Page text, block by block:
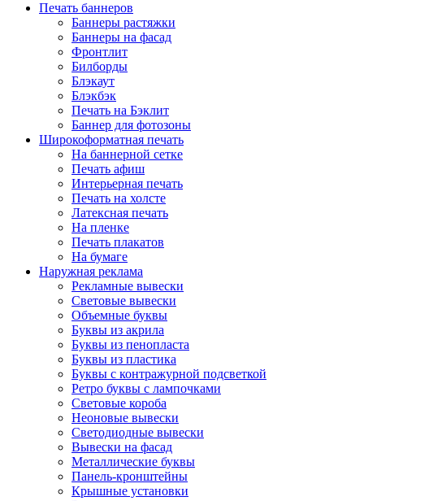
Печать баннеров
Баннеры растяжки
Баннеры на фасад
Фронтлит
Билборды
Блэкаут
Блэкбэк
Печать на Бэклит
Баннер для фотозоны
Широкоформатная печать
На баннерной сетке
Печать афиш
Интерьерная печать
Печать на холсте
Латексная печать
На пленке
Печать плакатов
На бумаге
Наружная реклама
Рекламные вывески
Световые вывески
Объемные буквы
Буквы из акрила
Буквы из пенопласта
Буквы из пластика
Буквы с контражурной подсветкой
Ретро буквы с лампочками
Световые короба
Неоновые вывески
Светодиодные вывески
Вывески на фасад
Металлические буквы
Панель-кронштейны
Крышные установки